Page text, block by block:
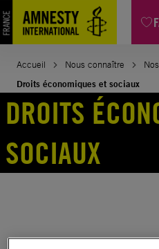
Aller
au
contenu
Accueil Nous connaître
Droits économiques et sociaux
DROITS
SOCIAUX